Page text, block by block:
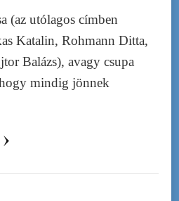
(az utólagos címben
Katalin, Rohmann Ditta,
Balázs), avagy csupa
mindig jönnek